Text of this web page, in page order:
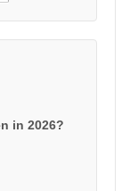
in 2026?